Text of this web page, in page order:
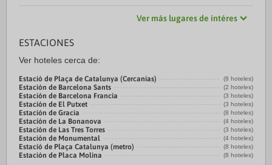
Ver más lugares de intéres
ESTACIONES
Ver hoteles cerca de:
Estació de Plaça de Catalunya (Cercanias) (8 hoteles)
Estación de Barcelona Sants (2 hoteles)
Estación de Barcelona Francia (3 hoteles)
Estación de El Putxet (3 hoteles)
Estación de Gracia (8 hoteles)
Estación de La Bonanova (4 hoteles)
Estación de Las Tres Torres (3 hoteles)
Estación de Monumental (4 hoteles)
Estació de Plaça Catalunya (metro) (8 hoteles)
Estación de Placa Molina (8 hoteles)